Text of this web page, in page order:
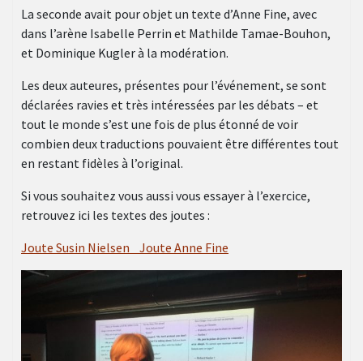
La seconde avait pour objet un texte d’Anne Fine, avec
dans l’arène Isabelle Perrin et Mathilde Tamae-Bouhon,
et Dominique Kugler à la modération.
Les deux auteures, présentes pour l’événement, se sont
déclarées ravies et très intéressées par les débats – et
tout le monde s’est une fois de plus étonné de voir
combien deux traductions pouvaient être différentes tout
en restant fidèles à l’original.
Si vous souhaitez vous aussi vous essayer à l’exercice,
retrouvez ici les textes des joutes :
Joute Susin Nielsen Joute Anne Fine